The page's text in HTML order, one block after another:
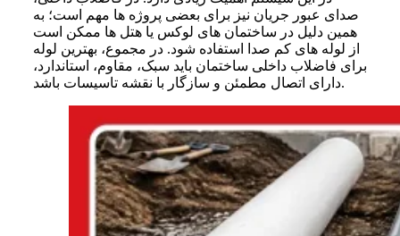
صدای عبور جریان نیز برای بعضی پروژه ها مهم است؛ به
همین دلیل در ساختمان های لوکس یا هتل ها ممکن است
از لوله های کم صدا استفاده شود. در مجموع، بهترین لوله
برای فاضلاب داخلی ساختمان باید سبک، مقاوم، استاندارد،
دارای اتصال مطمئن و سازگار با نقشه تاسیسات باشد.